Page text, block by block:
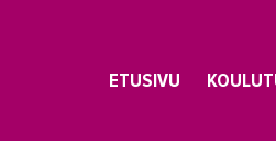
ETUSIVU